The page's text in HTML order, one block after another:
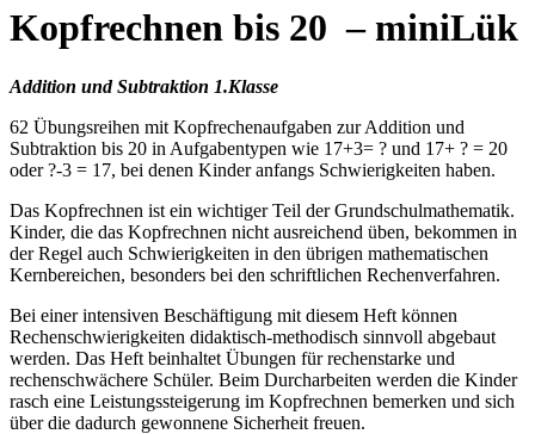
Kopfrechnen bis 20 – miniLük
Addition und Subtraktion 1.Klasse
62 Übungsreihen mit Kopfrechenaufgaben zur Addition und
Subtraktion bis 20 in Aufgabentypen wie 17+3= ? und 17+ ? = 20
oder ?-3 = 17, bei denen Kinder anfangs Schwierigkeiten haben.
Das Kopfrechnen ist ein wichtiger Teil der Grundschulmathematik.
Kinder, die das Kopfrechnen nicht ausreichend üben, bekommen in
der Regel auch Schwierigkeiten in den übrigen mathematischen
Kernbereichen, besonders bei den schriftlichen Rechenverfahren.
Bei einer intensiven Beschäftigung mit diesem Heft können
Rechenschwierigkeiten didaktisch-methodisch sinnvoll abgebaut
werden. Das Heft beinhaltet Übungen für rechenstarke und
rechenschwächere Schüler. Beim Durcharbeiten werden die Kinder
rasch eine Leistungssteigerung im Kopfrechnen bemerken und sich
über die dadurch gewonnene Sicherheit freuen.